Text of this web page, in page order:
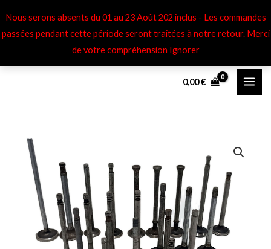
Nous serons absents du 01 au 23 Août 202 inclus - Les commandes
passées pendant cette période seront traitées à notre retour​. Merci
de votre compréhension Ignorer
au
contenu
0,00€
quantité
Soupapes